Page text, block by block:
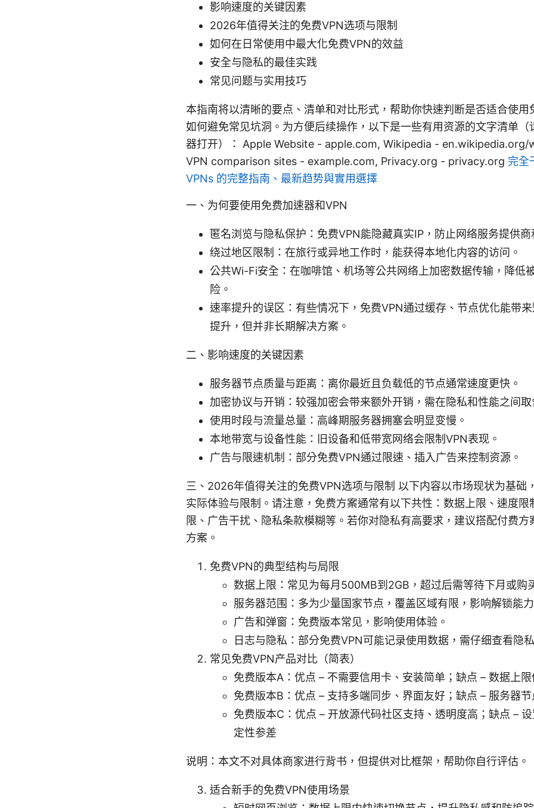
影响速度的关键因素
2026年值得关注的免费VPN选项与限制
如何在日常使用中最大化免费VPN的效益
安全与隐私的最佳实践
常见问题与实用技巧
本指南将以清晰的要点、清单和对比形式，帮助你快速判断是否适合使用
如何避免常见坑洞。为方便后续操作，以下是一些有用资源的文字清单（
器打开）： Apple Website - apple.com, Wikipedia - en.wikipedia.org/
VPN comparison sites - example.com, Privacy.org - privacy.org 完全
VPNs 的完整指南、最新趋势與實用選擇
一、为何要使用免费加速器和VPN
匿名浏览与隐私保护：免费VPN能隐藏真实IP，防止网络服务提供商
绕过地区限制：在旅行或异地工作时，能获得本地化内容的访问。
公共Wi-Fi安全：在咖啡馆、机场等公共网络上加密数据传输，降低
险。
速率提升的误区：有些情况下，免费VPN通过缓存、节点优化能带
提升，但并非长期解决方案。
二、影响速度的关键因素
服务器节点质量与距离：离你最近且负载低的节点通常速度更快。
加密协议与开销：较强加密会带来额外开销，需在隐私和性能之间取
使用时段与流量总量：高峰期服务器拥塞会明显变慢。
本地带宽与设备性能：旧设备和低带宽网络会限制VPN表现。
广告与限速机制：部分免费VPN通过限速、插入广告来控制资源。
三、2026年值得关注的免费VPN选项与限制 以下内容以市场现状为基础
实际体验与限制。请注意，免费方案通常有以下共性：数据上限、速度限
限、广告干扰、隐私条款模糊等。若你对隐私有高要求，建议搭配付费方
方案。
免费VPN的典型结构与局限
数据上限：常见为每月500MB到2GB，超过后需等待下月或购
服务器范围：多为少量国家节点，覆盖区域有限，影响解锁能力
广告和弹窗：免费版本常见，影响使用体验。
日志与隐私：部分免费VPN可能记录使用数据，需仔细查看隐
常见免费VPN产品对比（简表）
免费版本A：优点 – 不需要信用卡、安装简单；缺点 – 数据上
免费版本B：优点 – 支持多端同步、界面友好；缺点 – 服务器
免费版本C：优点 – 开放源代码社区支持、透明度高；缺点 –
定性参差
说明：本文不对具体商家进行背书，但提供对比框架，帮助你自行评估。
适合新手的免费VPN使用场景